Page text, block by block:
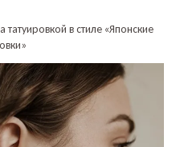
татуировкой в стиле «Японские